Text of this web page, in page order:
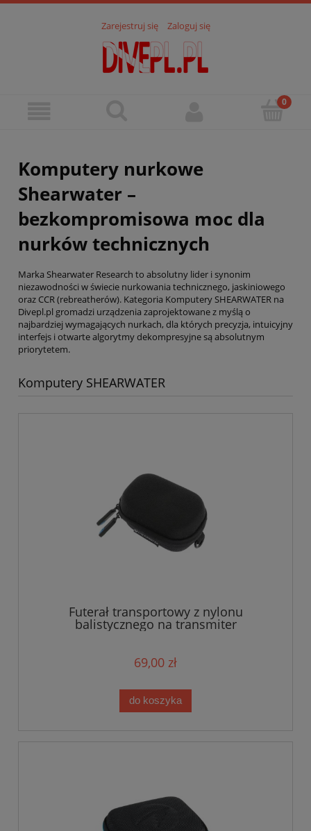
Zarejestruj się Zaloguj się
Komputery nurkowe
Shearwater –
bezkompromisowa moc dla
nurków technicznych
Marka Shearwater Research to absolutny lider i synonim
niezawodności w świecie nurkowania technicznego, jaskiniowego
oraz CCR (rebreatherów). Kategoria Komputery SHEARWATER na
Divepl.pl gromadzi urządzenia zaprojektowane z myślą o
najbardziej wymagających nurkach, dla których precyzja, intuicyjny
interfejs i otwarte algorytmy dekompresyjne są absolutnym
priorytetem.
Komputery SHEARWATER
Futerał transportowy z nylonu
balistycznego na transmiter
69,00 zł
do koszyka